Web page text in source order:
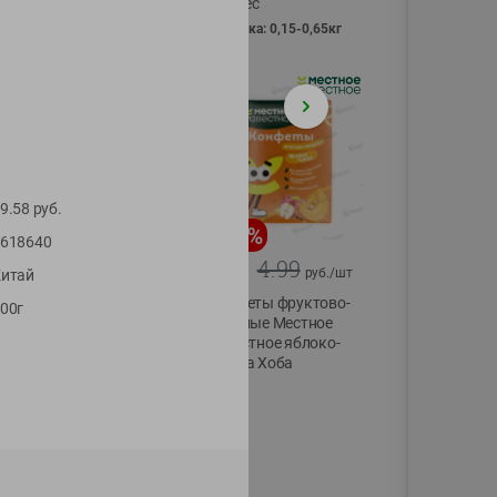
фасовка: 0,15-0,65кг
-13
5.99
Яйца перепелиные
%
4.99 руб./шт
Конфеты фруктово-
ягодные Местное
известное яблоко-
тыква Хоба
руб.